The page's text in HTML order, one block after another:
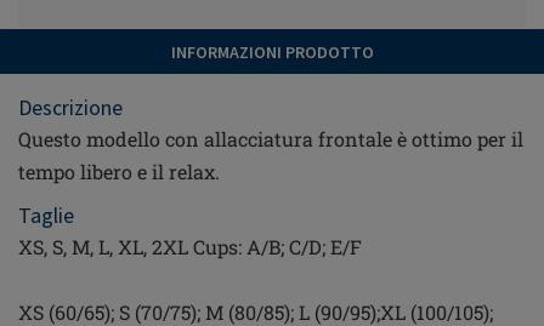
INFORMAZIONI PRODOTTO
Descrizione
Questo modello con allacciatura frontale è ottimo per il
tempo libero e il relax.
Taglie
XS, S, M, L, XL, 2XL Cups: A/B; C/D; E/F
XS (60/65); S (70/75); M (80/85); L (90/95);XL (100/105);